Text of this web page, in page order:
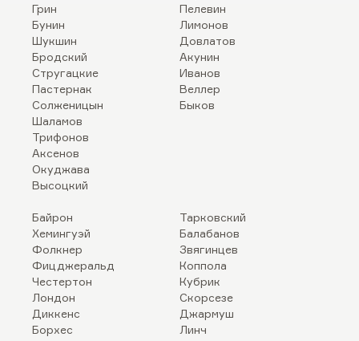
Грин
Бунин
Шукшин
Бродский
Стругацкие
Пастернак
Солженицын
Шаламов
Трифонов
Аксенов
Окуджава
Высоцкий
Пелевин
Лимонов
Довлатов
Акунин
Иванов
Веллер
Быков
Байрон
Хемингуэй
Фолкнер
Фицджеральд
Честертон
Лондон
Диккенс
Борхес
Тарковский
Балабанов
Звягинцев
Коппола
Кубрик
Скорсезе
Джармуш
Линч